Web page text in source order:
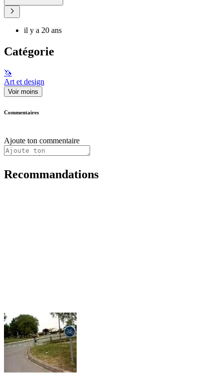
il y a 20 ans
Catégorie
🦄
Art et design
Voir moins
Commentaires
Ajoute ton commentaire
Recommandations